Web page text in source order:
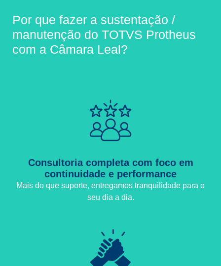
Por que fazer a sustentação /
manutenção do TOTVS Protheus
com a Câmara Leal?
Consultoria completa com foco em
continuidade e performance
Mais do que suporte, entregamos tranquilidade para o
seu dia a dia.